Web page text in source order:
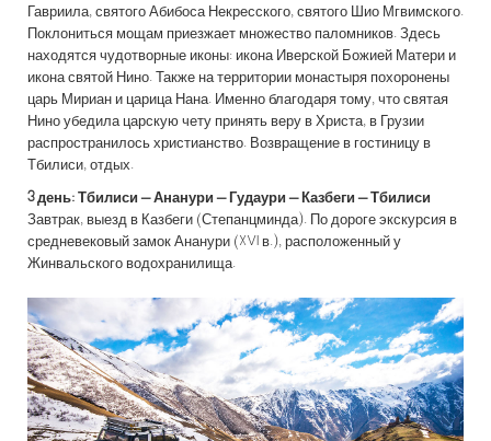
Гавриила, святого Абибоса Некресского, святого Шио Мгвимского.
Поклониться мощам приезжает множество паломников. Здесь
находятся чудотворные иконы: икона Иверской Божией Матери и
икона святой Нино.
Также на территории монастыря похоронены
царь Мириан и царица Нана. Именно благодаря тому, что святая
Нино убедила царскую чету принять веру в Христа, в Грузии
распространилось христианство. Возвращение в гостиницу в
Тбилиси, отдых.
3 день: Тбилиси – Ананури – Гудаури – Казбеги – Тбилиси
Завтрак, выезд в Казбеги (Степанцминда). По дороге экскурсия в
средневековый замок Ананури (XVI в.), расположенный у
Жинвальского водохранилища.